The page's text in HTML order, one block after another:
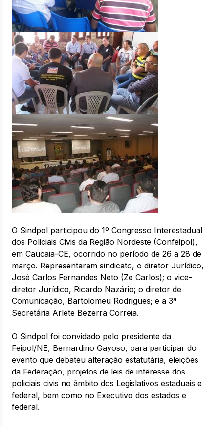
O Sindpol participou do 1º Congresso Interestadual
dos Policiais Civis da Região Nordeste (Confeipol),
em Caucaia-CE, ocorrido no período de 26 a 28 de
março. Representaram sindicato, o diretor Jurídico,
José Carlos Fernandes Neto (Zé Carlos); o vice-
diretor Jurídico, Ricardo Nazário; o diretor de
Comunicação, Bartolomeu Rodrigues; e a 3ª
Secretária Arlete Bezerra Correia.
O Sindpol foi convidado pelo presidente da
Feipol/NE, Bernardino Gayoso, para participar do
evento que debateu alteração estatutária, eleições
da Federação, projetos de leis de interesse dos
policiais civis no âmbito dos Legislativos estaduais e
federal, bem como no Executivo dos estados e
federal.